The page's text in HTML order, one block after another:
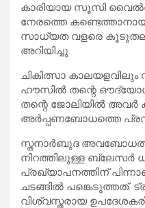
കാരിയായ സൂസി
നേരത്തെ
സാധ്യത വളരെ
അറിയിച്ചു.
ചികിത്സാ
ഹൗസിൽ തന്റെ
തന്റെ ജോലിയിൽ അവർ
അർപ്പണബോധത്തെ
സ്തനാർബുദ
നിറത്തിലുള്ള ബ്ലേസർ
പ്രഖ്യാപനത്തിന്
ചടങ്ങിൽ പങ്കെടുത്തത്.
വിശ്വസ്തരായ